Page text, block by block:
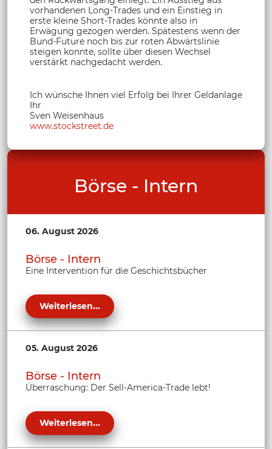
vorhandenen Long-Trades und ein Einstieg in
erste kleine Short-Trades könnte also in
Erwägung gezogen werden. Spätestens wenn der
Bund-Future noch bis zur roten Abwärtslinie
steigen konnte, sollte über diesen Wechsel
verstärkt nachgedacht werden.
Ich wünsche Ihnen viel Erfolg bei Ihrer Geldanlage
Ihr
Sven Weisenhaus
www.stockstreet.de
Börse - Intern
06. August 2026
Börse - Intern
Eine Intervention für die Geschichtsbücher
Weiterlesen...
05. August 2026
Börse - Intern
Überraschung: Der Sell-America-Trade lebt!
Weiterlesen...